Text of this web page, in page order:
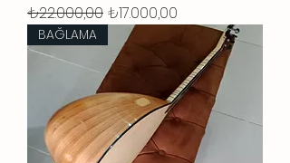
Normal Fiyat
₺22.000,00 İndirimli Fiyat
₺17.000,00
BAĞLAMA